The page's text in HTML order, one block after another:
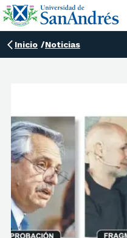
Inicio /Noticias